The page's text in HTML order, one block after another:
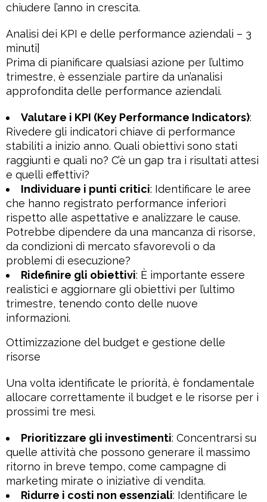
chiudere l’anno in crescita.
Analisi dei KPI e delle performance aziendali – 3
minuti]
Prima di pianificare qualsiasi azione per l’ultimo
trimestre, è essenziale partire da un’analisi
approfondita delle performance aziendali.
Valutare i KPI (Key Performance Indicators):
Rivedere gli indicatori chiave di performance
stabiliti a inizio anno. Quali obiettivi sono stati
raggiunti e quali no? C’è un gap tra i risultati attesi
e quelli effettivi?
Individuare i punti critici: Identificare le aree
che hanno registrato performance inferiori
rispetto alle aspettative e analizzare le cause.
Potrebbe dipendere da una mancanza di risorse,
da condizioni di mercato sfavorevoli o da
problemi di esecuzione?
Ridefinire gli obiettivi: È importante essere
realistici e aggiornare gli obiettivi per l’ultimo
trimestre, tenendo conto delle nuove
informazioni.
Ottimizzazione del budget e gestione delle
risorse
Una volta identificate le priorità, è fondamentale
allocare correttamente il budget e le risorse per i
prossimi tre mesi.
Prioritizzare gli investimenti: Concentrarsi su
quelle attività che possono generare il massimo
ritorno in breve tempo, come campagne di
marketing mirate o iniziative di vendita.
Ridurre i costi non essenziali: Identificare le